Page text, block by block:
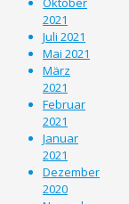
2021
Juli 2021
Mai 2021
März
2021
Februar
2021
Januar
2021
Dezember
2020